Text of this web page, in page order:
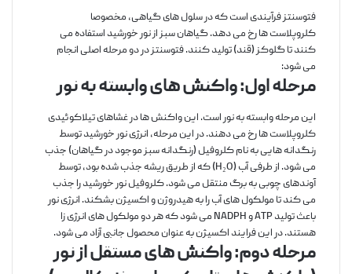
فتوسنتز فرآیندی است که در سلول های گیاهی، مخصوصا
کلروپلاست ها رخ می دهد. گیاهان سبز از نور خورشید استفاده می
کنند تا گلوکز (قند) تولید کنند. فتوسنتز در دو مرحله اصلی انجام
می شود:
مرحله اول: واکنش های وابسته به نور
این مرحله وابسته به نور است. این واکنش ها در غشاهای تیلاکوئیدی
کلروپلاست ها رخ می دهند. در این مرحله، انرژی نور خورشید توسط
رنگدانه هایی به نام کلروفیل (رنگدانه سبز موجود در گیاهان) جذب
می شود. از طرفی آب (H₂O) که از طریق ریشه جذب شده بود، توسط
آوندهای چوبی به برگ منتقل می شود. کلروفیل نور خورشید را جذب
می کند تا مولکول های آب را به هیدروژن و اکسیژن بشکند. انرژی نور
باعث تولید ATP و NADPH می شود که هر دو مولکول های انرژی زا
هستند. در این فرایند اکسیژن به عنوان محصول جانبی آزاد می شود.
مرحله دوم: واکنش های مستقل از نور